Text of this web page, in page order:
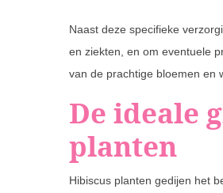
Naast deze specifieke
en ziekten, en om eventuele
van de prachtige bloemen en
De ideale
planten
Hibiscus planten gedijen het